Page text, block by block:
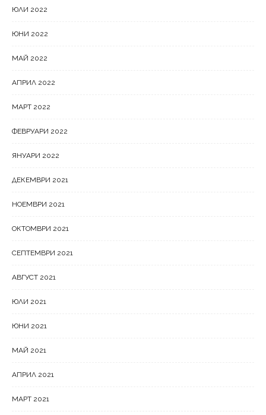
ЮЛИ 2022
ЮНИ 2022
МАЙ 2022
АПРИЛ 2022
МАРТ 2022
ФЕВРУАРИ 2022
ЯНУАРИ 2022
ДЕКЕМВРИ 2021
НОЕМВРИ 2021
ОКТОМВРИ 2021
СЕПТЕМВРИ 2021
АВГУСТ 2021
ЮЛИ 2021
ЮНИ 2021
МАЙ 2021
АПРИЛ 2021
МАРТ 2021